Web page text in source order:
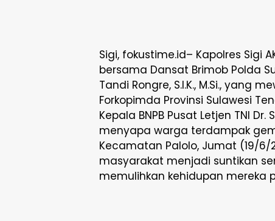
Sigi, fokustime.id– Kapolres Sigi
bersama Dansat Brimob Polda
Tandi Rongre, S.I.K., M.Si., yang
Forkopimda Provinsi Sulawesi
Kepala BNPB Pusat Letjen TNI
menyapa warga terdampak
Kecamatan Palolo, Jumat (19/
masyarakat menjadi suntikan
memulihkan kehidupan mereka